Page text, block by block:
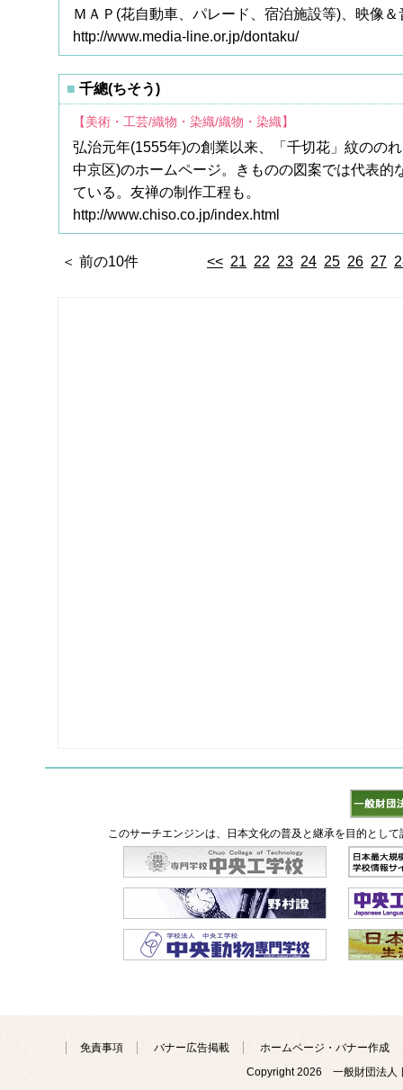
ＭＡＰ(花自動車、パレード、宿泊施設等)、映像
http://www.media-line.or.jp/dontaku/
千總(ちそう)
【美術・工芸/織物・染織/織物・染織】
弘治元年(1555年)の創業以来、「千切花」紋のの
中京区)のホームページ。きものの図案では代表
ている。友禅の制作工程も。
http://www.chiso.co.jp/index.html
＜ 前の10件 << 21 22 23 24 25 26 27
このサーチエンジンは、日本文化の普及と継承を目的とし
免責事項 バナー広告掲載
ホームページ・バナー作成
Copyright2026 一般財団法人